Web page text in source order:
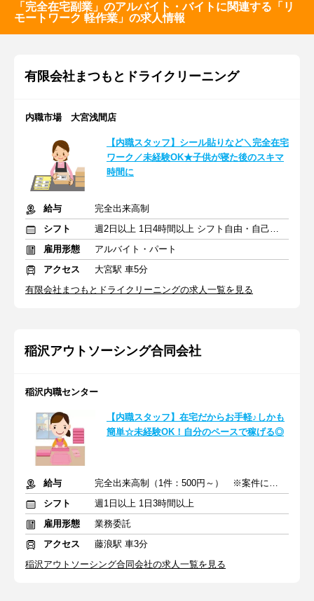
「完全在宅副業」のアルバイト・バイトに関連する「リ
モートワーク 軽作業」の求人情報
有限会社まつもとドライクリーニング
内職市場 大宮浅間店
【内職スタッフ】シール貼りなど＼完全在宅
ワーク／未経験OK★子供が寝た後のスキマ
時間に
給与
完全出来高制
シフト
週2日以上 1日4時間以上 シフト自由・自己申告
雇用形態
アルバイト・パート
アクセス
大宮駅 車5分
有限会社まつもとドライクリーニングの求人一覧を見る
稲沢アウトソーシング合同会社
稲沢内職センター
【内職スタッフ】在宅だからお手軽♪しかも
簡単☆未経験OK！自分のペースで稼げる◎
給与
完全出来高制（1件：500円～） ※案件により異なる場合あり
シフト
週1日以上 1日3時間以上
雇用形態
業務委託
アクセス
藤浪駅 車3分
稲沢アウトソーシング合同会社の求人一覧を見る